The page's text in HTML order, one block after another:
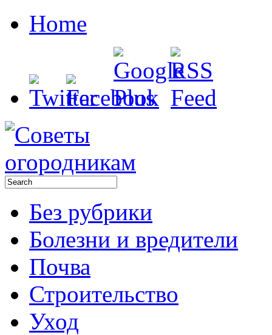
Home
Без рубрики
Болезни и вредители
Почва
Строительство
Уход